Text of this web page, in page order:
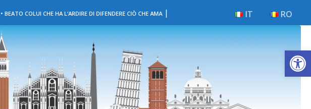
COLUI CHE HA L’ARDIRE DI DIFENDERE CIÒ CHE AMA | RO
IT